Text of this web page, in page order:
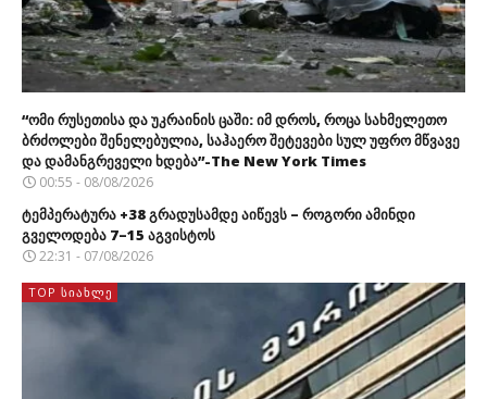
“ომი რუსეთისა და უკრაინის ცაში: იმ დროს, როცა სახმელეთო
ბრძოლები შენელებულია, საჰაერო შეტევები სულ უფრო მწვავე
და დამანგრეველი ხდება”-The New York Times
00:55 - 08/08/2026
ტემპერატურა +38 გრადუსამდე აიწევს – როგორი ამინდი
გველოდება 7–15 აგვისტოს
22:31 - 07/08/2026
TOP ᲡᲘᲐᲮᲚᲔ